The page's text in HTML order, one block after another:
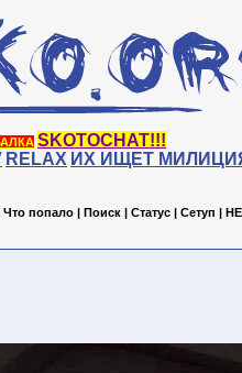
SKOTOCHAT!!!
RELAX ИХ ИЩЕТ
Что попало | Поиск | Статус | Сетуп |